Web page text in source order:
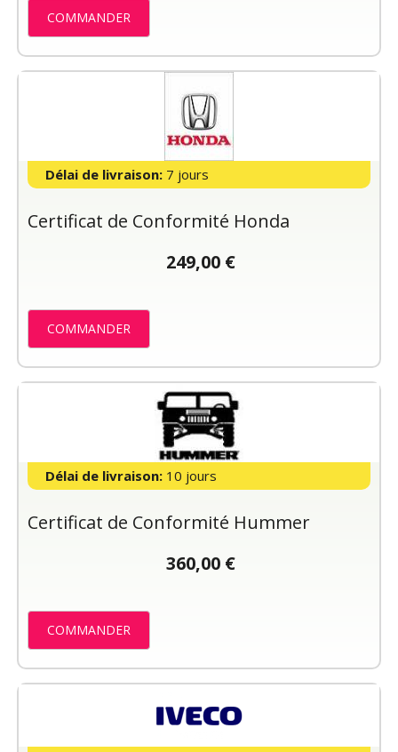
COMMANDER
Délai de livraison: 7 jours
Certificat de Conformité Honda
249,00 €
COMMANDER
Délai de livraison: 10 jours
Certificat de Conformité Hummer
360,00 €
COMMANDER